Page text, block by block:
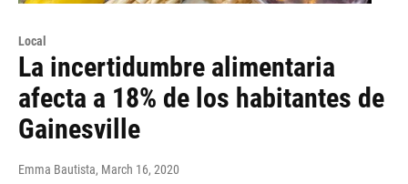
Local
La incertidumbre alimentaria
afecta a 18% de los habitantes de
Gainesville
Emma Bautista, March 16, 2020